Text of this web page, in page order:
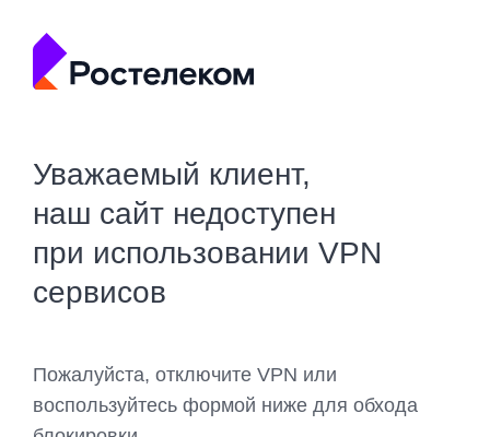
Уважаемый клиент,
наш сайт недоступен
при использовании VPN
сервисов
Пожалуйста, отключите VPN или
воспользуйтесь формой ниже для обхода